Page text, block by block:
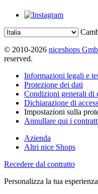
© 2010-2026 niceshops
reserved.
Informazioni legali e
Protezione dei dati
Condizioni generali di
Dichiarazione di
Impostazioni sulla
Annullare qui i
Azienda
Altri nice Shops
Recedere dal contratto
Personalizza la tua